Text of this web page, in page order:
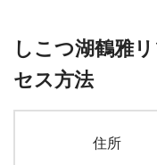
しこつ湖鶴雅
セス方法
住所